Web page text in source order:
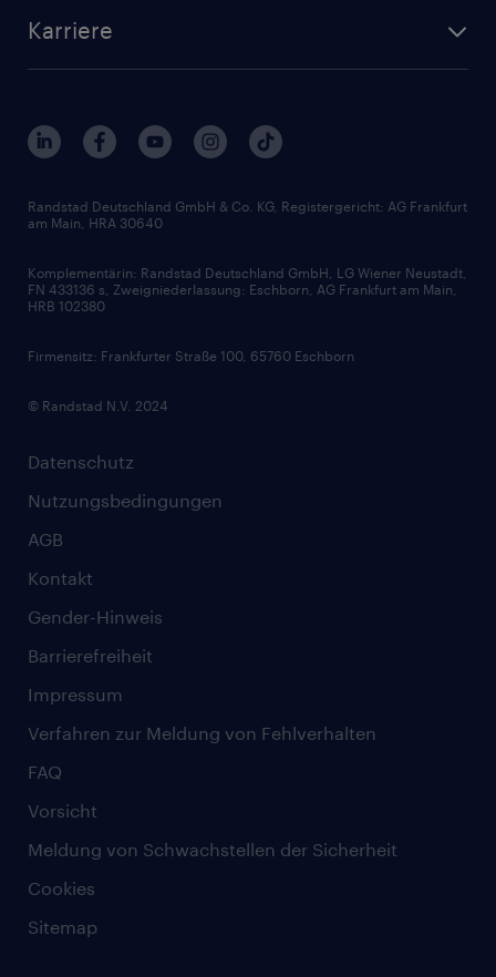
Karriere
Datenschutz
Nutzungsbedingungen
AGB
Kontakt
Gender-Hinweis
Barrierefreiheit
Impressum
Verfahren zur Meldung von Fehlverhalten
FAQ
Vorsicht
Meldung von Schwachstellen der Sicherheit
Cookies
Sitemap
Randstad Deutschland GmbH & Co. KG, Registergericht: AG Frankfurt
am Main, HRA 30640
Komplementärin: Randstad Deutschland GmbH, LG Wiener Neustadt,
FN 433136 s, Zweigniederlassung: Eschborn, AG Frankfurt am Main,
HRB 102380
Firmensitz: Frankfurter Straße 100, 65760 Eschborn
© Randstad N.V. 2024